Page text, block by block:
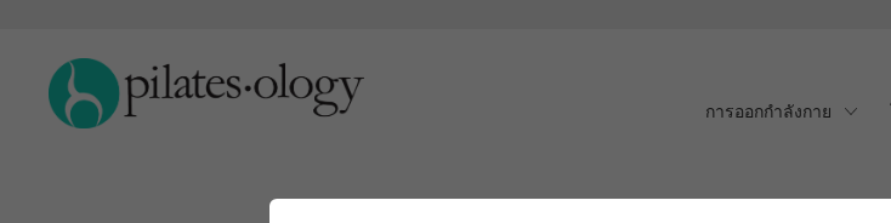
การออกกำลังกาย